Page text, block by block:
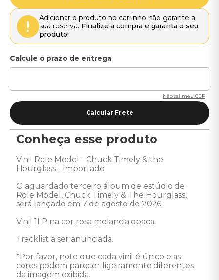
Adicionar o produto no carrinho não garante a
sua reserva. Finalize a compra e garanta o seu
produto!
Não sei meu CEP
Conheça esse produto
Vinil Role Model - Chuck Timely & the
Hourglass - Importado
O aguardado terceiro álbum de estúdio de
Role Model, Chuck Timely & The Hourglass,
será lançado em 7 de agosto de 2026.
Vinil 1LP na cor rosa melancia opaca.
Tracklist a ser anunciada.
*Por favor, note que cada vinil é único e as
cores podem parecer ligeiramente diferentes
da imagem exibida.